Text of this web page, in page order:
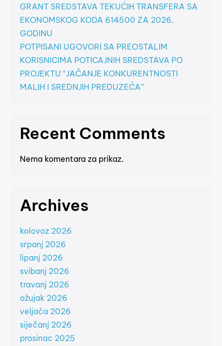
GRANT SREDSTAVA TEKUĆIH TRANSFERA SA
EKONOMSKOG KODA 614500 ZA 2026.
GODINU
POTPISANI UGOVORI SA PREOSTALIM
KORISNICIMA POTICAJNIH SREDSTAVA PO
PROJEKTU “JAČANJE KONKURENTNOSTI
MALIH I SREDNJIH PREDUZEĆA”
Recent Comments
Nema komentara za prikaz.
Archives
kolovoz 2026
srpanj 2026
lipanj 2026
svibanj 2026
travanj 2026
ožujak 2026
veljača 2026
siječanj 2026
prosinac 2025